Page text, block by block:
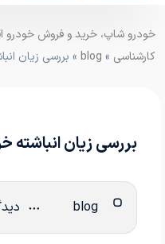
کارشناسی »
blog » بررسی زیان
بررسی زیان انباشته